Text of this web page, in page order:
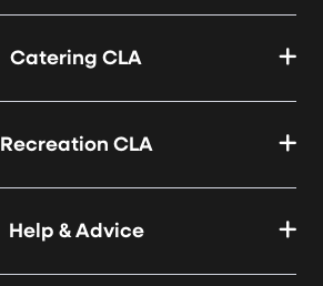
Catering CLA
Recreation CLA
Help & Advice